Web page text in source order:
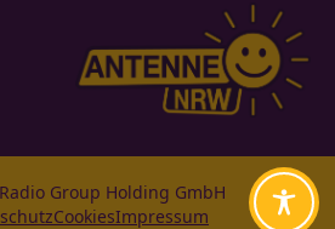
Group Holding GmbH
CookiesImpressum